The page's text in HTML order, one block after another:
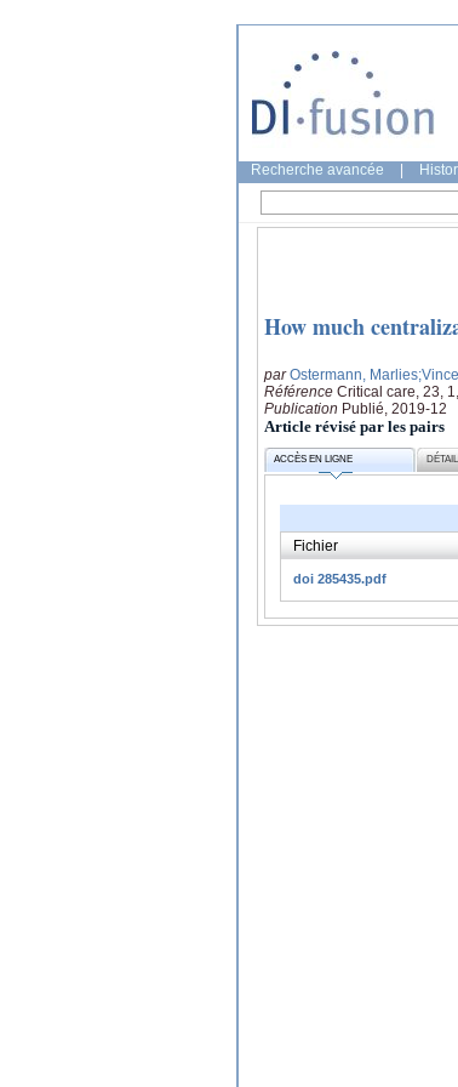
Recherche avancée
How much
parOstermann, Marlies
Référence Critical care, 23,
Publication Publié, 2019-12
Article révisé par les pairs
ACCÈS EN LIGNE
Fichier
doi 285435.pdf